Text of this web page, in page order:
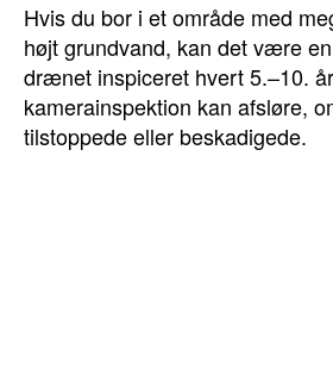
Hvis du bor i et område med
højt grundvand, kan det være
drænet inspiceret hvert 5.–10.
kamerainspektion kan afsløre,
tilstoppede eller beskadigede.